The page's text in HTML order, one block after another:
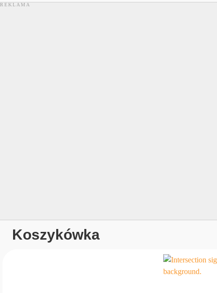
Koszykówka